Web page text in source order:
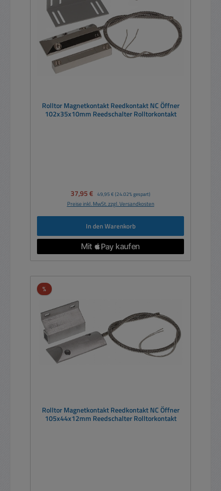
Rolltor Magnetkontakt Reedkontakt NC Öffner
102x35x10mm Reedschalter Rolltorkontakt
Verkaufspreis:
37,95 € Regulärer Preis:
49,95 € (24.02% gespart)
Preise inkl. MwSt. zzgl. Versandkosten
In den Warenkorb
%Rabatt
Rolltor Magnetkontakt Reedkontakt NC Öffner
105x44x12mm Reedschalter Rolltorkontakt